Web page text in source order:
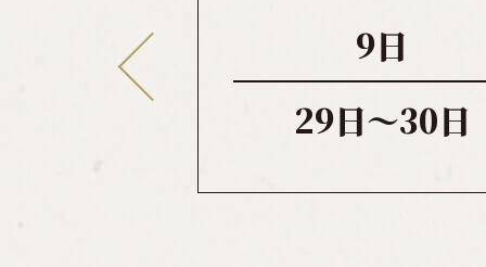
9日
29日～30日